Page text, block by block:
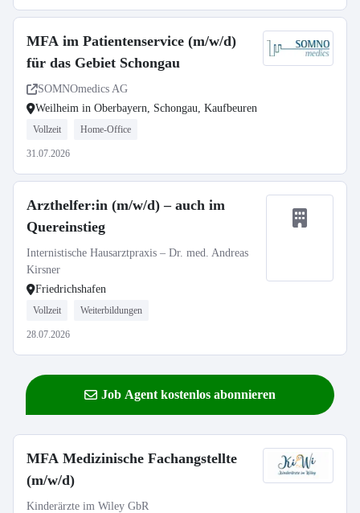
MFA im Patientenservice (m/w/d)
für das Gebiet Schongau
SOMNOmedics AG
Weilheim in Oberbayern, Schongau, Kaufbeuren
Vollzeit Home-Office
31.07.2026
Arzthelfer:in (m/w/d) – auch im
Quereinstieg
Internistische Hausarztpraxis – Dr. med. Andreas
Kirsner
Friedrichshafen
Vollzeit Weiterbildungen
28.07.2026
Job Agent kostenlos abonnieren
MFA Medizinische Fachangstellte
(m/w/d)
Kinderärzte im Wiley GbR